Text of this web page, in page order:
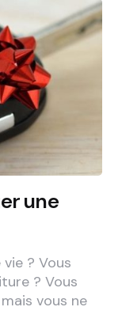
une
? Vous
? Vous
vous ne